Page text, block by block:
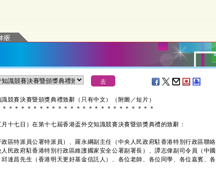
競賽決賽暨頒獎典禮致辭（只有中文）（附圖／短片）
＊ ＊ ＊ ＊ ＊ ＊ ＊ ＊ ＊ ＊ ＊ ＊ ＊ ＊ ＊ ＊ ＊ ＊ ＊ ＊ ＊ ＊ ＊ ＊ ＊
七日）在第十七屆香港盃外交知識競賽決賽暨頒獎典禮的致辭：
區特派員公署特派員）、羅永綱副主任（中央人民政府駐香港特別行政區聯絡
民政府駐香港特別行政區維護國家安全公署副署長）、譚志偉副司令員（中國
達昌先生（香港明天更好基金信託人）、各位老師、各位同學、各位嘉賓、各